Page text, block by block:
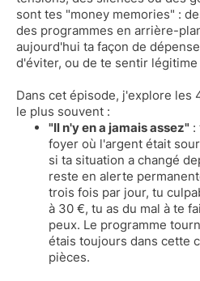
sont tes "money memories" :
des programmes en arrière-
aujourd'hui ta façon de
d'éviter, ou de te sentir
Dans cet épisode, j'explore les
le plus souvent :
"Il n'y en a jamais assez" :
foyer où l'argent était
si ta situation a changé
reste en alerte
trois fois par jour, tu
à 30 €, tu as du mal à te
peux. Le programme
étais toujours dans cette
pièces.